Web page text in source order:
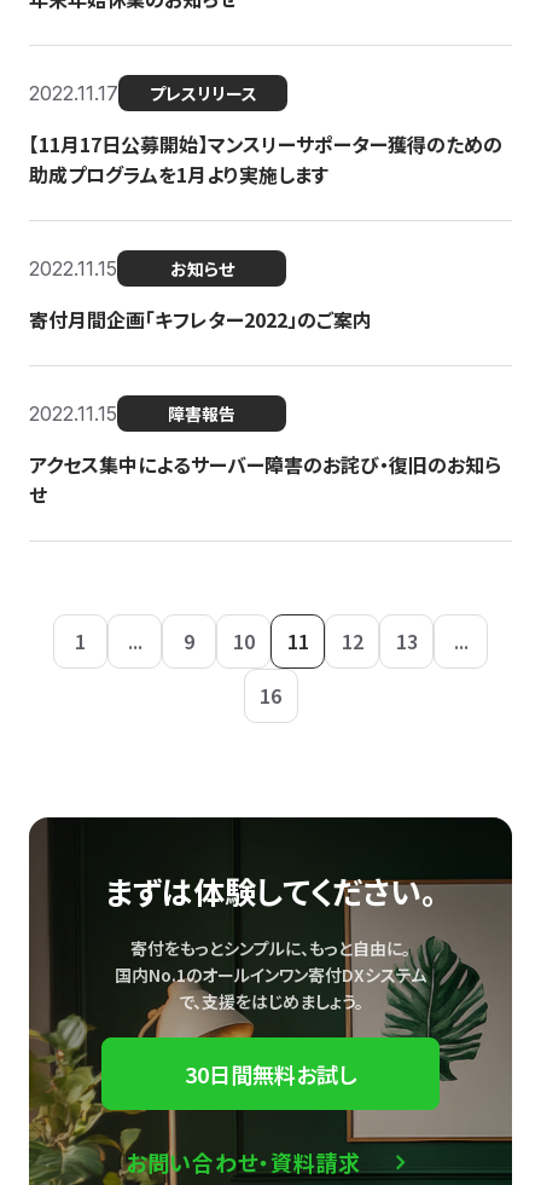
2022.11.17 プレスリリース
【11月17日公募開始】マンスリーサポーター獲得のための
助成プログラムを1月より実施します
2022.11.15 お知らせ
寄付月間企画「キフレター2022」のご案内
2022.11.15 障害報告
アクセス集中によるサーバー障害のお詫び・復旧のお知ら
せ
1 ... 9 10 11 12 13
...
16
まずは体験してください。
寄付をもっとシンプルに、もっと自由に。
国内No.1のオールインワン寄付DXシステム
で、支援をはじめましょう。
30日間無料お試し
お問い合わせ・資料請求